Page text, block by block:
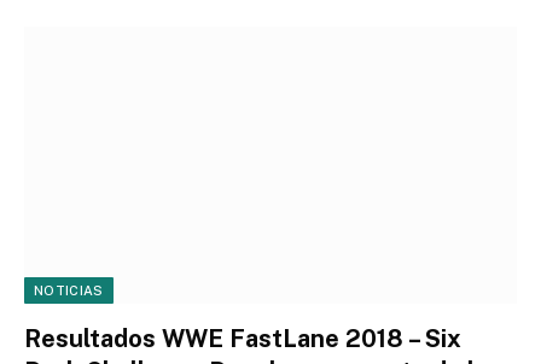
NOTICIAS
Resultados WWE FastLane 2018 – Six